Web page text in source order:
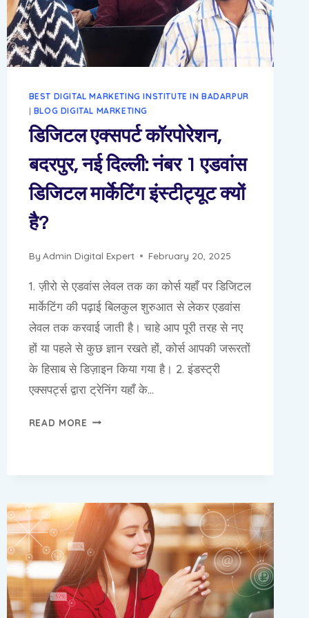
NEW
DELHI
BEST DIGITAL MARKETING INSTITUTE IN BADARPUR
| BLOG DIGITAL MARKETING
डिजिटल एक्सपर्ट कॉरपोरेशन,
बदरपुर, नई दिल्ली: नंबर 1 एडवांस
डिजिटल मार्केटिंग इंस्टीट्यूट क्यों
है?
By Admin Digital Expert February 20, 2025
1. ज़ीरो से एडवांस लेवल तक का कोर्स यहाँ पर डिजिटल
मार्केटिंग की पढ़ाई बिलकुल शुरुआत से लेकर एडवांस
लेवल तक करवाई जाती है। चाहे आप पूरी तरह से नए
हों या पहले से कुछ ज्ञान रखते हों, कोर्स आपकी जरूरतों
के हिसाब से डिज़ाइन किया गया है। 2. इंडस्ट्री
एक्सपर्ट्स द्वारा ट्रेनिंग यहाँ के…
READ MORE डिजिटल
दिल्ली:
एडवांस
डिजिटल
मार्केटिंग
इंस्टीट्यूट